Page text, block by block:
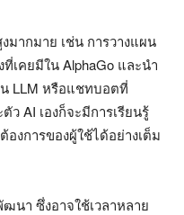
มากมาย เช่น การวางแผน
เคยมีใน AlphaGo และนำ
LLM หรือแชทบอตที่
AI เองก็จะมีการเรียนรู้
งการของผู้ใช้ได้อย่างเต็ม
นา ซึ่งอาจใช้เวลาหลาย